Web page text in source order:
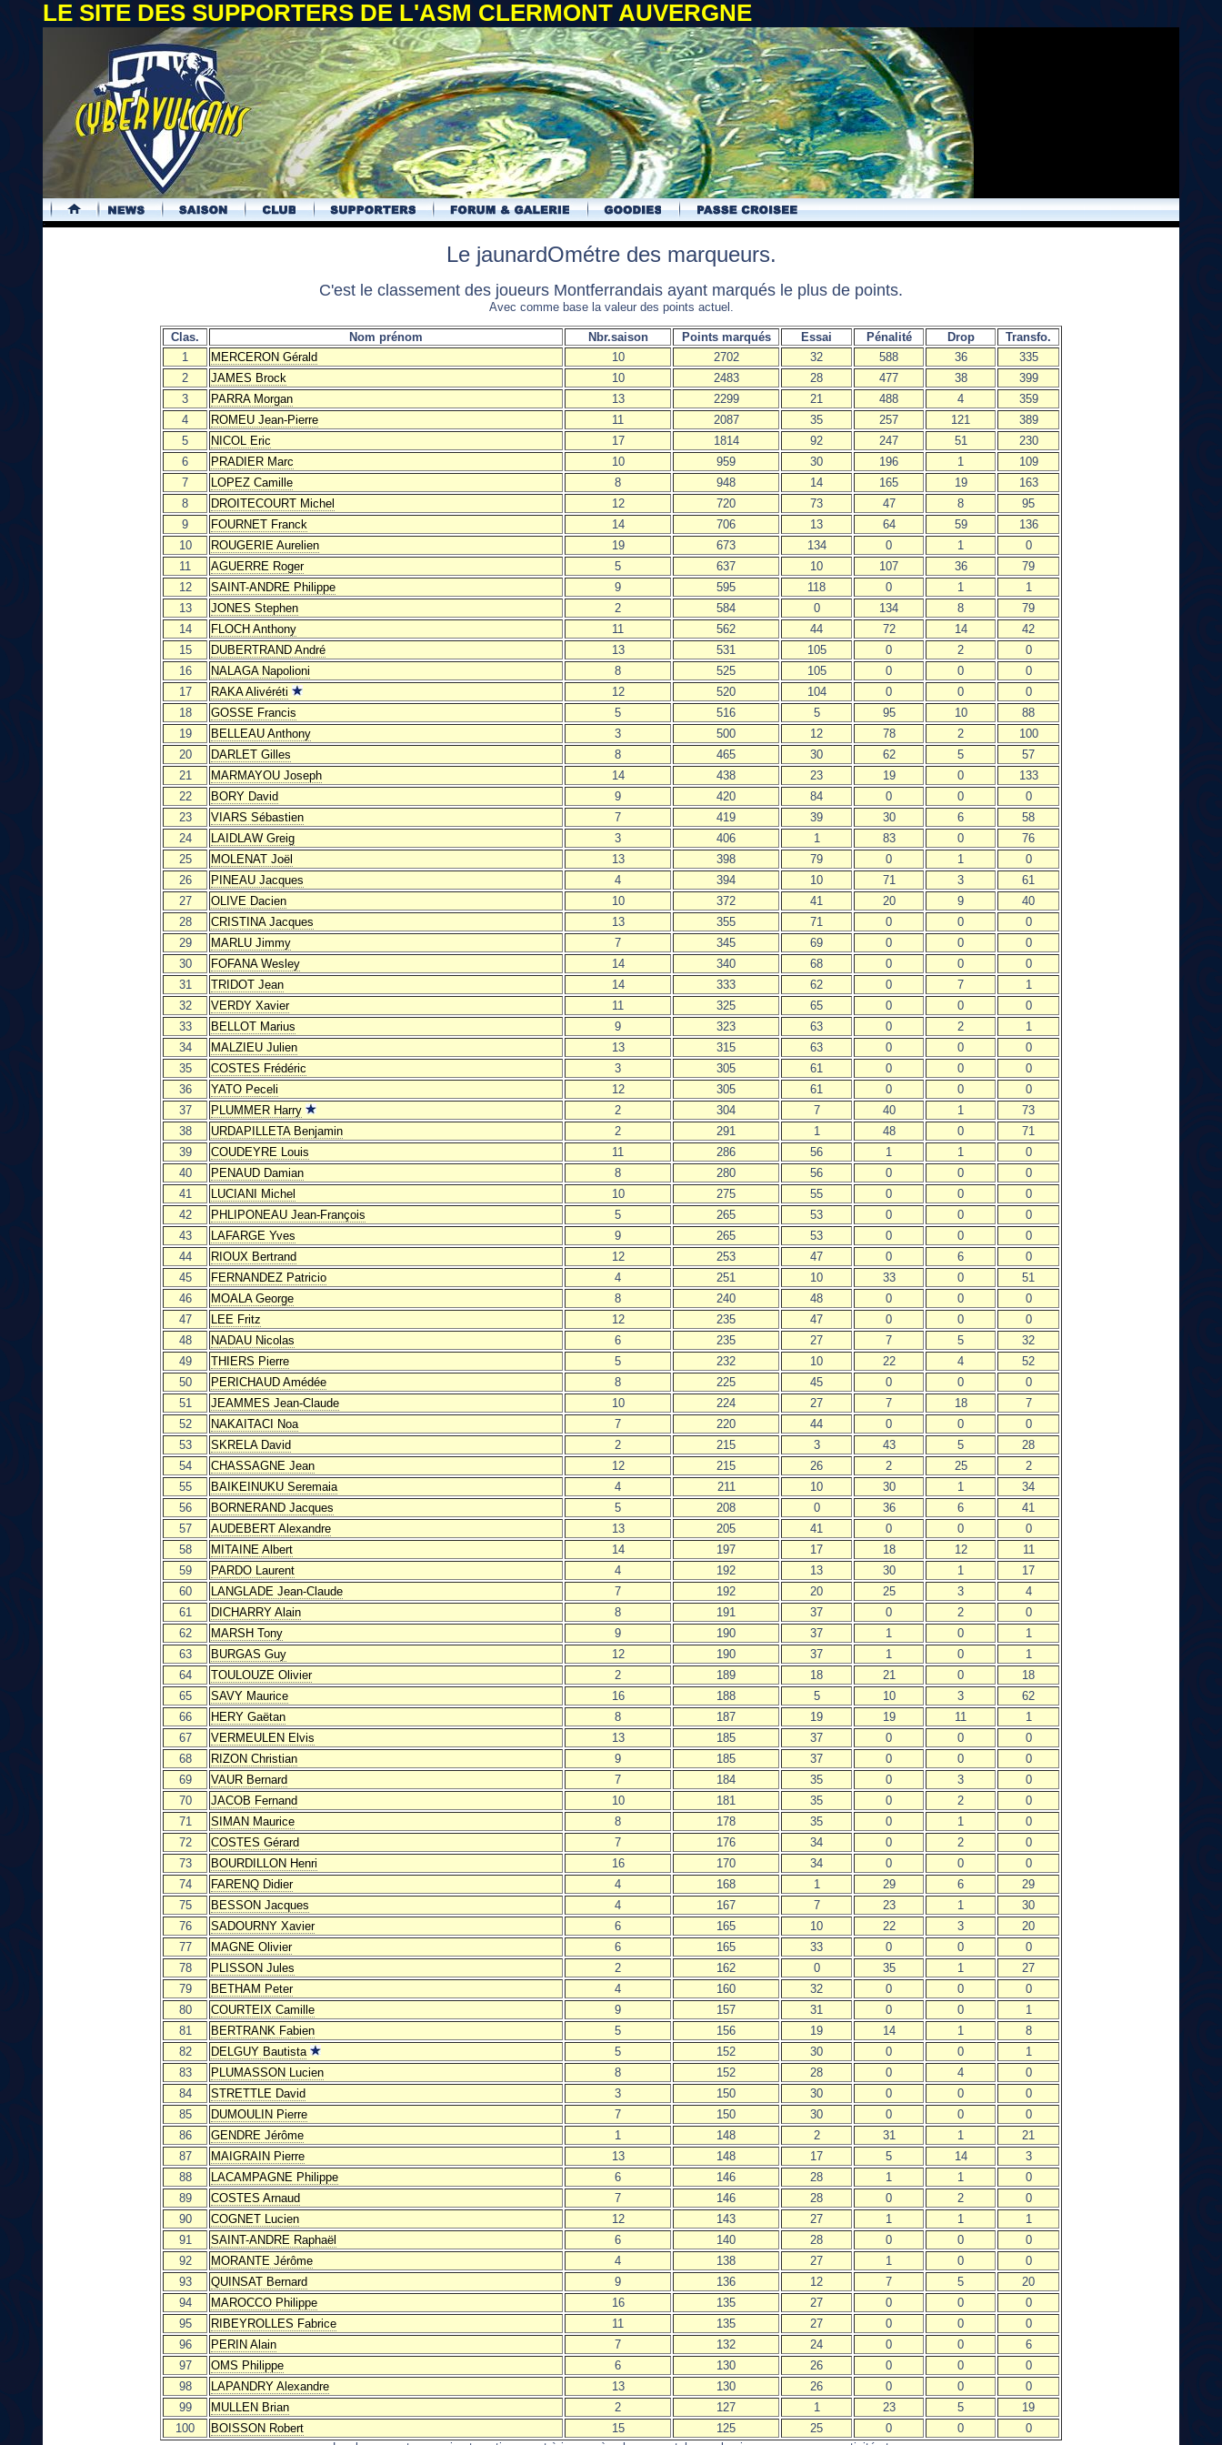
LE SITE DES SUPPORTERS DE L'ASM CLERMONT AUVERGNE
.
Le jaunardOmétre des marqueurs.
C'est le classement des joueurs Montferrandais ayant marqués le plus de points.
Avec comme base la valeur des points actuel.
Clas. Nom prénom Nbr.saison Points marqués Essai Pénalité Drop
Transfo.
1
MERCERON Gérald 10 2702 32 588 36
335
2
JAMES Brock 10 2483 28 477 38
399
3
PARRA Morgan 13 2299 21 488 4
359
4
ROMEU Jean-Pierre 11 2087 35 257 121
389
5
NICOL Eric 17 1814 92 247 51
230
6
PRADIER Marc 10 959 30 196 1
109
7
LOPEZ Camille 8 948 14 165 19
163
8
DROITECOURT Michel 12 720 73 47 8
95
9
FOURNET Franck 14 706 13 64 59
136
10
ROUGERIE Aurelien 19 673 134 0 1
0
11
AGUERRE Roger 5 637 10 107 36
79
12
SAINT-ANDRE Philippe 9 595 118 0 1
1
13
JONES Stephen 2 584 0 134 8
79
14
FLOCH Anthony 11 562 44 72 14
42
15
DUBERTRAND André 13 531 105 0 2
0
16
NALAGA Napolioni 8 525 105 0 0
0
17
RAKA Alivéréti 12 520 104 0 0
0
18
GOSSE Francis 5 516 5 95 10
88
19
BELLEAU Anthony 3 500 12 78 2
100
20
DARLET Gilles 8 465 30 62 5
57
21
MARMAYOU Joseph 14 438 23 19 0
133
22
BORY David 9 420 84 0 0
0
23
VIARS Sébastien 7 419 39 30 6
58
24
LAIDLAW Greig 3 406 1 83 0
76
25
MOLENAT Joël 13 398 79 0 1
0
26
PINEAU Jacques 4 394 10 71 3
61
27
OLIVE Dacien 10 372 41 20 9
40
28
CRISTINA Jacques 13 355 71 0 0
0
29
MARLU Jimmy 7 345 69 0 0
0
30
FOFANA Wesley 14 340 68 0 0
0
31
TRIDOT Jean 14 333 62 0 7
1
32
VERDY Xavier 11 325 65 0 0
0
33
BELLOT Marius 9 323 63 0 2
1
34
MALZIEU Julien 13 315 63 0 0
0
35
COSTES Frédéric 3 305 61 0 0
0
36
YATO Peceli 12 305 61 0 0
0
37
PLUMMER Harry 2 304 7 40 1
73
38
URDAPILLETA Benjamin 2 291 1 48 0
71
39
COUDEYRE Louis 11 286 56 1 1
0
40
PENAUD Damian 8 280 56 0 0
0
41
LUCIANI Michel 10 275 55 0 0
0
42
PHLIPONEAU Jean-François 5 265 53 0 0
0
43
LAFARGE Yves 9 265 53 0 0
0
44
RIOUX Bertrand 12 253 47 0 6
0
45
FERNANDEZ Patricio 4 251 10 33 0
51
46
MOALA George 8 240 48 0 0
0
47
LEE Fritz 12 235 47 0 0
0
48
NADAU Nicolas 6 235 27 7 5
32
49
THIERS Pierre 5 232 10 22 4
52
50
PERICHAUD Amédée 8 225 45 0 0
0
51
JEAMMES Jean-Claude 10 224 27 7 18
7
52
NAKAITACI Noa 7 220 44 0 0
0
53
SKRELA David 2 215 3 43 5
28
54
CHASSAGNE Jean 12 215 26 2 25
2
55
BAIKEINUKU Seremaia 4 211 10 30 1
34
56
BORNERAND Jacques 5 208 0 36 6
41
57
AUDEBERT Alexandre 13 205 41 0 0
0
58
MITAINE Albert 14 197 17 18 12
11
59
PARDO Laurent 4 192 13 30 1
17
60
LANGLADE Jean-Claude 7 192 20 25 3
4
61
DICHARRY Alain 8 191 37 0 2
0
62
MARSH Tony 9 190 37 1 0
1
63
BURGAS Guy 12 190 37 1 0
1
64
TOULOUZE Olivier 2 189 18 21 0
18
65
SAVY Maurice 16 188 5 10 3
62
66
HERY Gaëtan 8 187 19 19 11
1
67
VERMEULEN Elvis 13 185 37 0 0
0
68
RIZON Christian 9 185 37 0 0
0
69
VAUR Bernard 7 184 35 0 3
0
70
JACOB Fernand 10 181 35 0 2
0
71
SIMAN Maurice 8 178 35 0 1
0
72
COSTES Gérard 7 176 34 0 2
0
73
BOURDILLON Henri 16 170 34 0 0
0
74
FARENQ Didier 4 168 1 29 6
29
75
BESSON Jacques 4 167 7 23 1
30
76
SADOURNY Xavier 6 165 10 22 3
20
77
MAGNE Olivier 6 165 33 0 0
0
78
PLISSON Jules 2 162 0 35 1
27
79
BETHAM Peter 4 160 32 0 0
0
80
COURTEIX Camille 9 157 31 0 0
1
81
BERTRANK Fabien 5 156 19 14 1
8
82
DELGUY Bautista 5 152 30 0 0
1
83
PLUMASSON Lucien 8 152 28 0 4
0
84
STRETTLE David 3 150 30 0 0
0
85
DUMOULIN Pierre 7 150 30 0 0
0
86
GENDRE Jérôme 1 148 2 31 1
21
87
MAIGRAIN Pierre 13 148 17 5 14
3
88
LACAMPAGNE Philippe 6 146 28 1 1
0
89
COSTES Arnaud 7 146 28 0 2
0
90
COGNET Lucien 12 143 27 1 1
1
91
SAINT-ANDRE Raphaël 6 140 28 0 0
0
92
MORANTE Jérôme 4 138 27 1 0
0
93
QUINSAT Bernard 9 136 12 7 5
20
94
MAROCCO Philippe 16 135 27 0 0
0
95
RIBEYROLLES Fabrice 11 135 27 0 0
0
96
PERIN Alain 7 132 24 0 0
6
97
OMS Philippe 6 130 26 0 0
0
98
LAPANDRY Alexandre 13 130 26 0 0
0
99
MULLEN Brian 2 127 1 23 5
19
100
BOISSON Robert 15 125 25 0 0
0